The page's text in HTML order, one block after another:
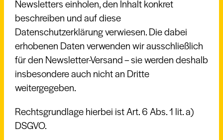
Newsletters einholen, den Inhalt konkret
beschreiben und auf diese
Datenschutzerklärung verwiesen. Die dabei
erhobenen Daten verwenden wir ausschließlich
für den Newsletter-Versand – sie werden deshalb
insbesondere auch nicht an Dritte
weitergegeben.
Rechtsgrundlage hierbei ist Art. 6 Abs. 1 lit. a)
DSGVO.